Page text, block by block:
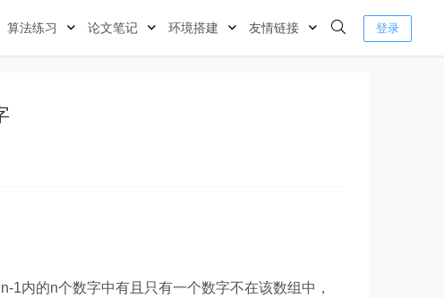
算法练习 论文笔记 环境搭建 友情链接 登录
内的n个数字中有且只有一个数字不在该数组中，